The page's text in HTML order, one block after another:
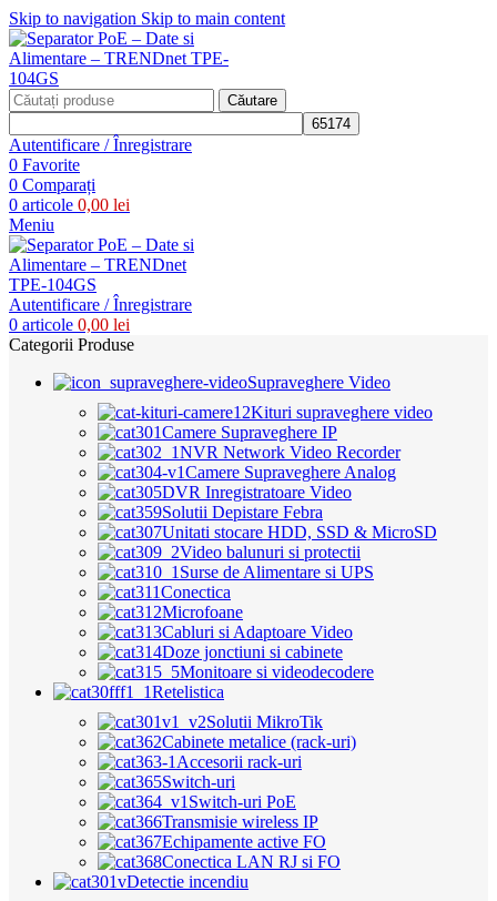
Skip to navigation Skip to main content
Căutare
Autentificare / Înregistrare
0 Favorite
0 Comparați
0 articole 0,00 lei
Meniu
Autentificare / Înregistrare
0 articole 0,00 lei
Categorii Produse
Supraveghere Video
Kituri supraveghere video
Camere Supraveghere IP
NVR Network Video Recorder
Camere Supraveghere Analog
DVR Inregistratoare Video
Solutii Depistare Febra
Unitati stocare HDD, SSD & MicroSD
Video balunuri si protectii
Surse de Alimentare si UPS
Conectica
Microfoane
Cabluri si Adaptoare Video
Doze jonctiuni si cabinete
Monitoare si videodecodere
Retelistica
Solutii MikroTik
Cabinete metalice (rack-uri)
Accesorii rack-uri
Switch-uri
Switch-uri PoE
Transmisie wireless IP
Echipamente active FO
Conectica LAN RJ si FO
Detectie incendiu